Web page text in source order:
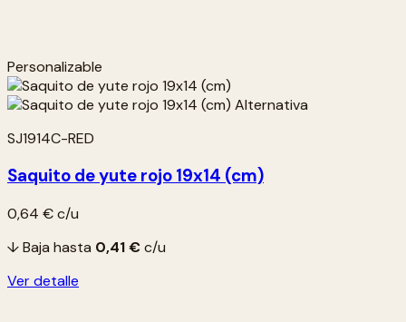
Personalizable
SJ1914C-RED
Saquito de yute rojo 19x14 (cm)
0,64 €c/u
↓ Baja hasta 0,41 €c/u
Ver detalle